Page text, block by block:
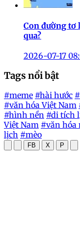
Con đường tơ
qua?
2026-07-17
Tags nổi bật
#meme #hài hước
#văn hóa Việt Nam
#hình nền #di tích
Việt Nam #văn hóa
lịch #mèo
FB X P